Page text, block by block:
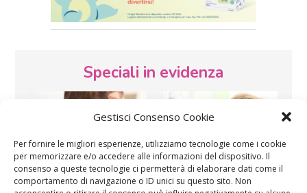
Gestisci Consenso Cookie
Per fornire le migliori esperienze, utilizziamo tecnologie come i cookie
per memorizzare e/o accedere alle informazioni del dispositivo. Il
consenso a queste tecnologie ci permetterà di elaborare dati come il
comportamento di navigazione o ID unici su questo sito. Non
Speciali in evidenza
Vaccini SOS Pediatra